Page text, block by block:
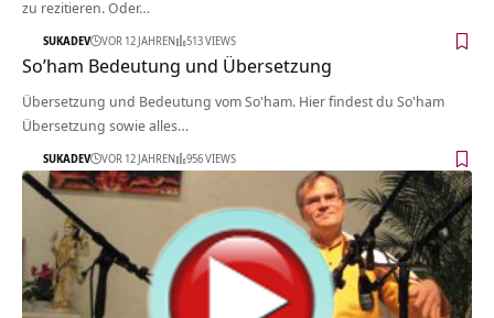
zu rezitieren. Oder…
SUKADEV VOR 12 JAHREN 513 VIEWS
So’ham Bedeutung und Übersetzung
Übersetzung und Bedeutung vom So'ham. Hier findest du So'ham
Übersetzung sowie alles…
SUKADEV VOR 12 JAHREN 956 VIEWS